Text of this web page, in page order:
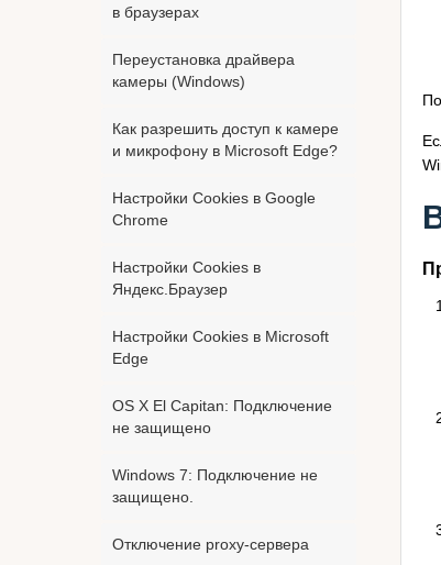
в браузерах
Переустановка драйвера
камеры (Windows)
Как разрешить доступ к камере
и микрофону в Microsoft Edge?
Настройки Cookies в Google
Chrome
Настройки Cookies в
Яндекс.Браузер
Настройки Cookies в Microsoft
Edge
OS X El Capitan: Подключение
не защищено
Windows 7: Подключение не
защищено.
Отключение proxy-сервера